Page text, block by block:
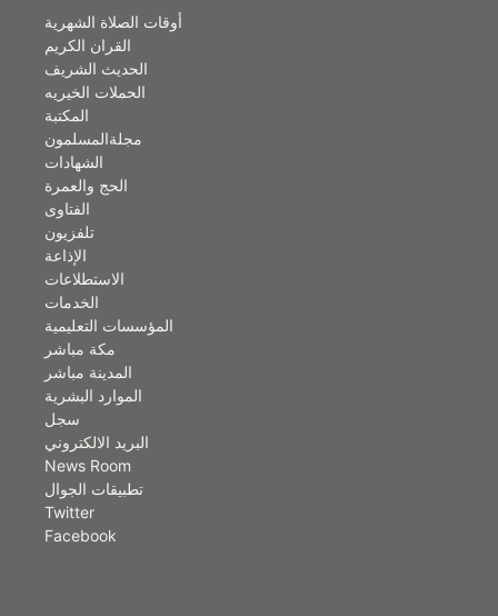
أوقات الصلاة الشهرية
القران الكريم
الحديث الشريف
الحملات الخيريه
المكتبة
مجلةالمسلمون
الشهادات
الحج والعمرة
الفتاوى
تلفزيون
الإذاعة
الاستطلاعات
الخدمات
المؤسسات التعليمية
مكة مباشر
المدينة مباشر
الموارد البشرية
سجل
البريد الالكتروني
News Room
تطبيقات الجوال
Twitter
Facebook